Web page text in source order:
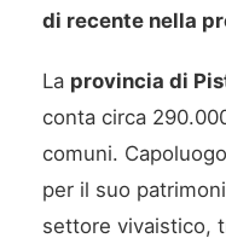
di recente nella
La provincia di
conta circa
comuni.
per il suo
settore vivaistico,